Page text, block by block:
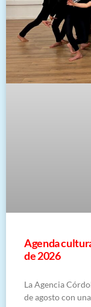
​Agenda
de 2026
La Agencia
de agosto con una